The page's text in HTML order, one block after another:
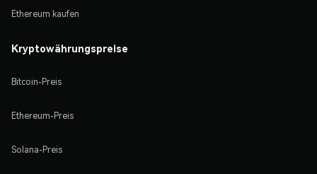
Ethereum kaufen
Kryptowährungspreise
Bitcoin-Preis
Ethereum-Preis
Solana-Preis